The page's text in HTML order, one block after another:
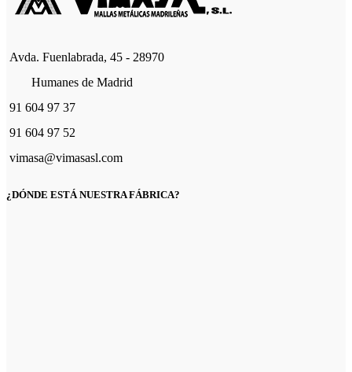
Avda. Fuenlabrada, 45 - 28970
Humanes de Madrid
91 604 97 37
91 604 97 52
vimasa@vimasasl.com
¿DÓNDE ESTÁ NUESTRA FÁBRICA?